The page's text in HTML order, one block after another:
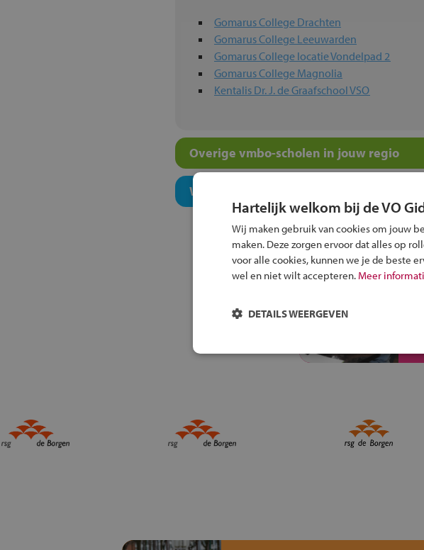
Gomarus College Drachten
Gomarus College Leeuwarden
Gomarus College locatie Vondelpad 2
Gomarus College Magnolia
Kentalis Dr. J. de Graafschool VSO
Overige vmbo-scholen in jouw regio
Welk onderwijsconcept past bij jou?
Hartelijk welkom bij de VO
Wij maken gebruik van cookies om jouw
maken. Deze zorgen ervoor dat alles op
voor alle cookies, kunnen we je de beste
wel en niet wilt accepteren. Meer
DETAILS WEERGEVEN